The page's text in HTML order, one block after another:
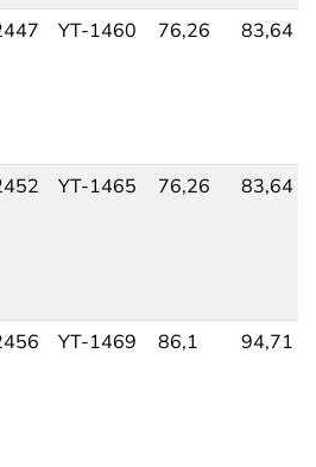
YT-1460 76,26 83,64
YT-1465 76,26 83,64
YT-1469 86,1 94,71